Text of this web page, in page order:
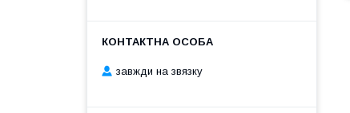
завжди на звязку